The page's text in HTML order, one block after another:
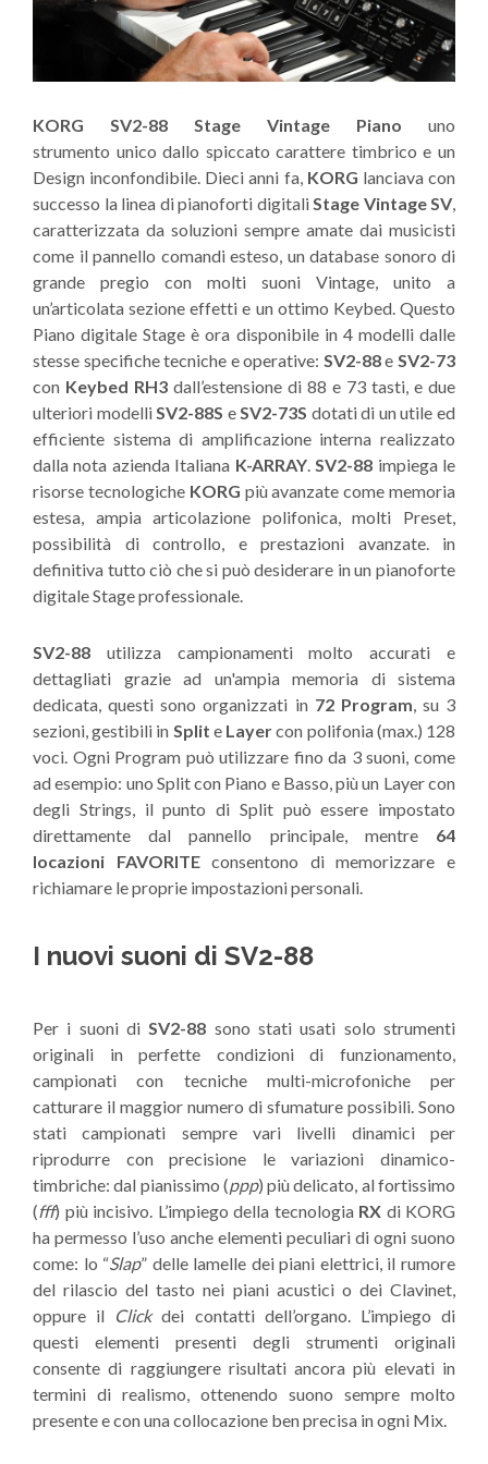
KORG SV2-88 Stage Vintage Piano uno
strumento unico dallo spiccato carattere timbrico e un
Design inconfondibile. Dieci anni fa, KORG lanciava con
successo la linea di pianoforti digitaliStage Vintage SV,
caratterizzata da soluzioni sempre amate dai musicisti
come il pannello comandi esteso, un database sonoro di
grande pregio con molti suoni Vintage, unito a
un’articolata sezione effetti e un ottimo Keybed. Questo
Piano digitale Stage è ora disponibile in 4 modelli dalle
stesse specifiche tecniche e operative: SV2-88eSV2-73
con Keybed RH3 dall’estensione di 88 e 73 tasti, e due
ulteriori modelliSV2-88S eSV2-73S dotati di un utile ed
efficiente sistema di amplificazione interna realizzato
dalla nota azienda Italiana K-ARRAY.SV2-88 impiega le
risorse tecnologiche KORG più avanzate come memoria
estesa, ampia articolazione polifonica, molti Preset,
possibilità di controllo, e prestazioni avanzate. in
definitiva tutto ciò che si può desiderare in un pianoforte
digitale Stage professionale.
SV2-88 utilizza campionamenti molto accurati e
dettagliati grazie ad un'ampia memoria di sistema
dedicata, questi sono organizzati in 72 Program, su 3
sezioni, gestibili in Split e Layercon polifonia (max.) 128
voci. Ogni Program può utilizzare fino da 3 suoni, come
ad esempio: uno Split con Piano e Basso, più un Layer con
degli Strings, il punto di Split può essere impostato
direttamente dal pannello principale, mentre 64
locazioni FAVORITEconsentono di memorizzare e
richiamare le proprie impostazioni personali.
I nuovi suoni di SV2-88
Per i suoni diSV2-88 sono stati usati solo strumenti
originali in perfette condizioni di funzionamento,
campionati con tecniche multi-microfoniche per
catturare il maggior numero di sfumature possibili. Sono
stati campionati sempre vari livelli dinamici per
riprodurre con precisione le variazioni dinamico-
timbriche: dal pianissimo (ppp) più delicato, al fortissimo
(fff) più incisivo. L’impiego della tecnologia RX di KORG
ha permesso l’uso anche elementi peculiari di ogni suono
come: lo “Slap” delle lamelle dei piani elettrici, il rumore
del rilascio del tasto nei piani acustici o dei Clavinet,
oppure il Clickdei contatti dell’organo. L’impiego di
questi elementi presenti degli strumenti originali
consente di raggiungere risultati ancora più elevati in
termini di realismo, ottenendo suono sempre molto
presente e con una collocazione ben precisa in ogni Mix.